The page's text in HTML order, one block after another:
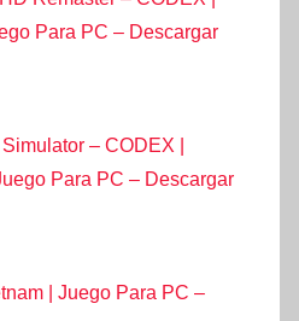
Para PC – Descargar
– CODEX |
Para PC – Descargar
| Juego Para PC –